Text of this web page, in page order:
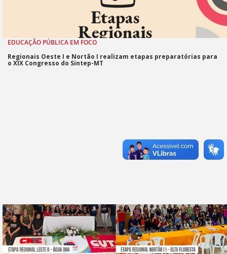
EDUCAÇÃO PÚBLICA EM FOCO
Regionais Oeste I e Nortão I realizam etapas preparatórias para
o XIX Congresso do Sintep-MT